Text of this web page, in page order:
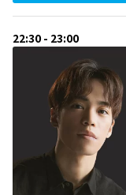
22:30 - 23:00